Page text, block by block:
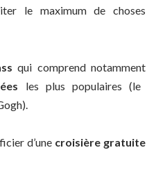
le maximum de choses
qui comprend notamment
les plus populaires (le
d’une croisière gratuite